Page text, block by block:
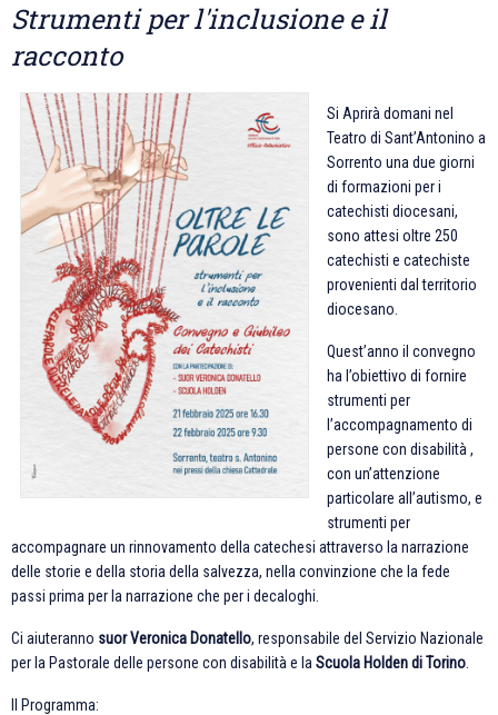
Strumenti per l'inclusione e il
racconto
Si Aprirà domani nel
Teatro di Sant’Antonino a
Sorrento una due giorni
di formazioni per i
catechisti diocesani,
sono attesi oltre 250
catechisti e catechiste
provenienti dal territorio
diocesano.
Quest’anno il convegno
ha l’obiettivo di fornire
strumenti per
l’accompagnamento di
persone con disabilità ,
con un’attenzione
particolare all’autismo, e
strumenti per
accompagnare un rinnovamento della catechesi attraverso la narrazione
delle storie e della storia della salvezza, nella convinzione che la fede
passi prima per la narrazione che per i decaloghi.
Ci aiuteranno suor Veronica Donatello, responsabile del Servizio Nazionale
per la Pastorale delle persone con disabilità e la Scuola Holden di Torino
Il Programma: